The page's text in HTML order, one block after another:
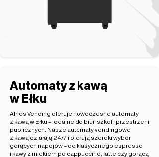
Automaty z kawą
w Ełku
Alnos Vending oferuje nowoczesne automaty
z kawą w Ełku – idealne do biur, szkół i przestrzeni
publicznych. Nasze automaty vendingowe
z kawą działają 24/7 i oferują szeroki wybór
gorących napojów – od klasycznego espresso
i kawy z mlekiem po cappuccino, latte czy gorącą